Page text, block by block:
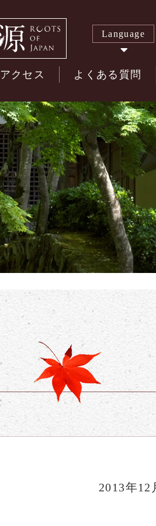
アクセス よくある質問
Language
2013年12